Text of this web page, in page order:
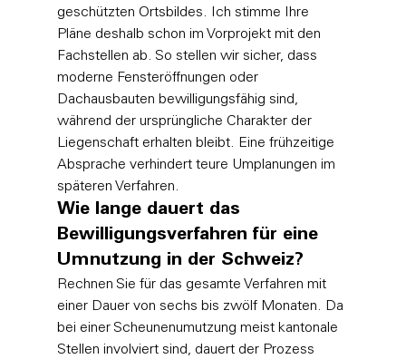
geschützten Ortsbildes. Ich stimme Ihre
Pläne deshalb schon im Vorprojekt mit den
Fachstellen ab. So stellen wir sicher, dass
moderne Fensteröffnungen oder
Dachausbauten bewilligungsfähig sind,
während der ursprüngliche Charakter der
Liegenschaft erhalten bleibt. Eine frühzeitige
Absprache verhindert teure Umplanungen im
späteren Verfahren.
Wie lange dauert das
Bewilligungsverfahren für eine
Umnutzung in der Schweiz?
Rechnen Sie für das gesamte Verfahren mit
einer Dauer von sechs bis zwölf Monaten. Da
bei einer Scheunenumutzung meist kantonale
Stellen involviert sind, dauert der Prozess